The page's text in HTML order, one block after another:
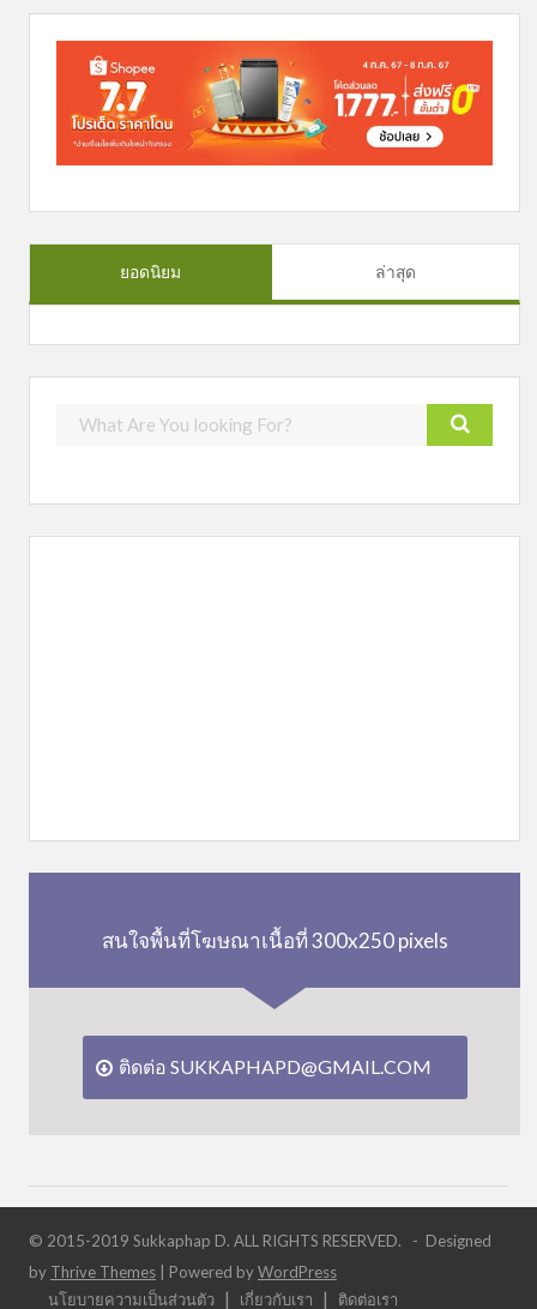
ยอดนิยม ล่าสุด
สนใจพื้นที่โฆษณาเนื้อที่ 300x250 pixels
ติดต่อ SUKKAPHAPD@GMAIL.COM
© 2015-2019 Sukkaphap D. ALL RIGHTS RESERVED. - Designed
by Thrive Themes | Powered byWordPress
นโยบายความเป็นส่วนตัว เกี่ยวกับเรา ติดต่อเรา